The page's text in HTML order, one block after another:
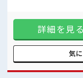
マイカーでらくらく
っくりなん
×残業20時間
ガイ抜群★
方もご安心
週間～最大1か月
かり休める
にはロッカ
敷地内に無
詳細を見る
気